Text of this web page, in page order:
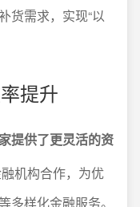
货需求，实现“以
提升
提供了更灵活的资
机构合作，为优
多样化金融服务。